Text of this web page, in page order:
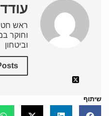
ראש
וחוקר
וביטחון
שיתוף